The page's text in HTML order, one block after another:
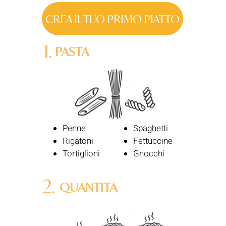
CREA IL TUO PRIMO PIATTO
1.
2.
PASTA
QUANTITA
Penne
Rigatoni
Tortiglioni
Spaghetti
Fettuccine
Gnocchi